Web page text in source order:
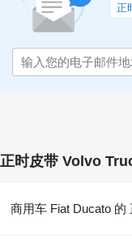
正
正时皮带 Volvo
商用车 Fiat Ducato 的